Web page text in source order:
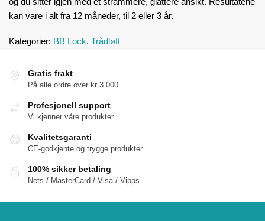
kan vare i alt fra 12 måneder, til 2 eller 3 år.
Kategorier: BB Lock, Trådløft
Gratis frakt
På alle ordre over kr 3.000
Profesjonell support
Vi kjenner våre produkter
Kvalitetsgaranti
CE-godkjente og trygge produkter
100% sikker betaling
Nets / MasterCard / Visa / Vipps